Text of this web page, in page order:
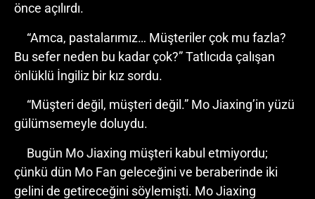
önce açılırdı.
“Amca, pastalarımız… Müşteriler çok mu fazla?
Bu sefer neden bu kadar çok?” Tatlıcıda çalışan
önlüklü İngiliz bir kız sordu.
“Müşteri değil, müşteri değil.” Mo Jiaxing’in yüzü
gülümsemeyle doluydu.
Bugün Mo Jiaxing müşteri kabul etmiyordu;
çünkü dün Mo Fan geleceğini ve beraberinde iki
gelini de getireceğini söylemişti. Mo Jiaxing